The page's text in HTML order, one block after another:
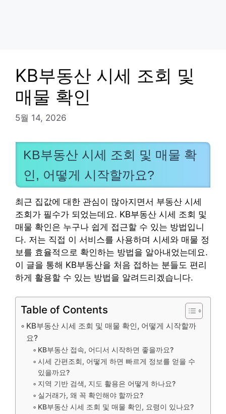
KB부동산 시세 조회 및
매물 확인
5월 14, 2026
KB부동산 시세 조회 및 매물 확
인, 어떻게 시작할까요?
최근 집값에 대한 관심이 많아지면서 부동산 시세
조회가 필수가 되었는데요. KB부동산 시세 조회 및
매물 확인은 누구나 쉽게 접근할 수 있는 방법입니
다. 저는 직접 이 서비스를 사용하며 시세와 매물 정
보를 효율적으로 확인하는 방법을 알아내었는데요.
이 글을 통해 KB부동산을 처음 접하는 분들도 편리
하게 활용할 수 있는 방법을 알려드리겠습니다.
Table of Contents
KB부동산 시세 조회 및 매물 확인, 어떻게 시작할까
요?
KB부동산 접속, 어디서 시작하면 좋을까요?
시세 간편조회, 어떻게 하면 빠르게 정보를 얻을 수
있을까요?
지역 기반 검색, 지도 활용은 어떻게 하나요?
실거래가, 왜 꼭 확인해야 할까요?
KB부동산 시세 조회 및 매물 확인, 요령이 있나요?